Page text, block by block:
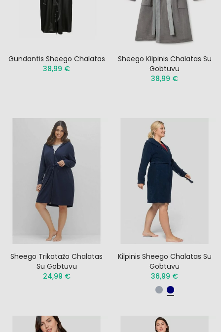
Gundantis Sheego Chalatas
38,99 €
Sheego Kilpinis Chalatas Su
Gobtuvu
38,99 €
Sheego Trikotažo Chalatas
Su Gobtuvu
24,99 €
Kilpinis Sheego Chalatas Su
Gobtuvu
36,99 €